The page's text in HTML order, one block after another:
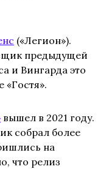
(«Легион»).
предыдущей
и Вингарда это
«Гостя».
вышел в 2021 году.
собрал более
на
что релиз